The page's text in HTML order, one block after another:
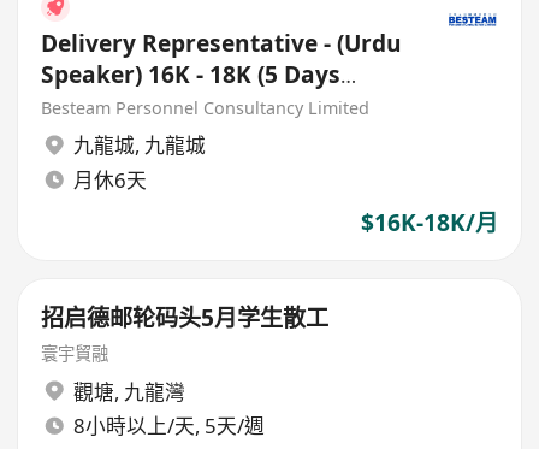
Delivery Representative - (Urdu
Speaker) 16K - 18K (5 Days
Work)
Besteam Personnel Consultancy Limited
九龍城, 九龍城
月休6天
$16K-18K/月
招启德邮轮码头5月学生散工
寰宇貿融
觀塘, 九龍灣
8小時以上/天, 5天/週